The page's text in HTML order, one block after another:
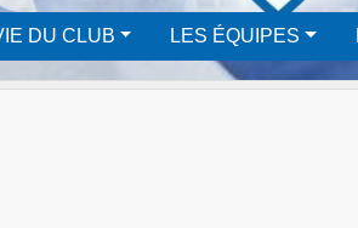
DU CLUB LES ÉQUIPES